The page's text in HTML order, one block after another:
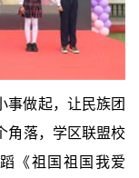
事做起，让民族团
角落，学区联盟校
《祖国祖国我爱